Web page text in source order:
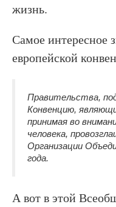
жизнь.
Самое интересное
европейской
Правительства,
Конвенцию,
принимая во
человека,
Организации
года.
А вот в этой